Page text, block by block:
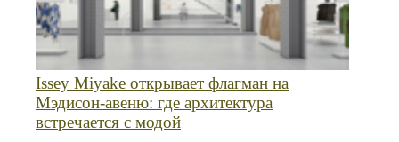
Issey Miyake открывает флагман на
Мэдисон-авеню: где архитектура
встречается с модой